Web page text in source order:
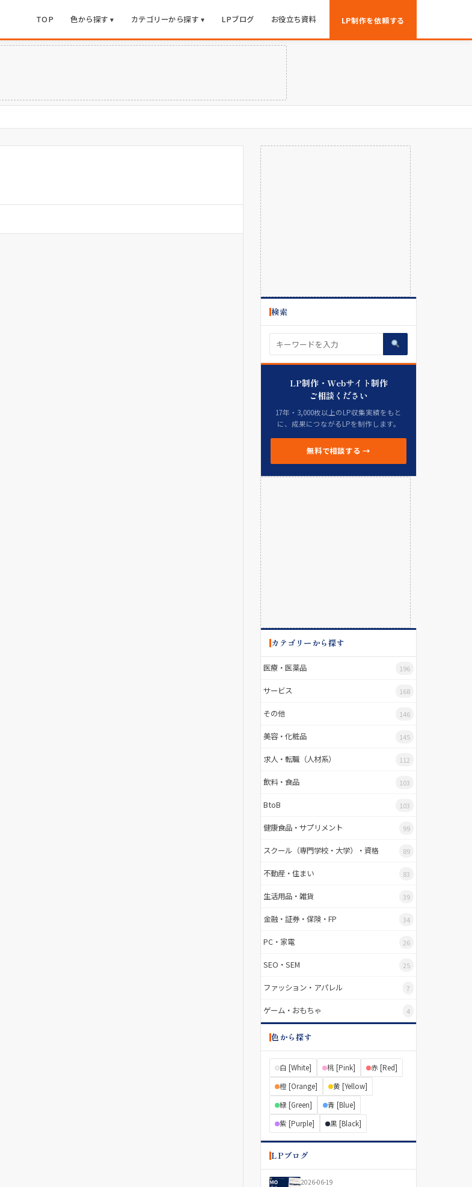
TOP 色から探す ▾ カテゴリーから探す ▾ LPブログ お役立ち資料 LP制作を依頼する
検索
LP制作・Webサイト制作
ご相談ください
17年・3,000枚以上のLP収集実績をもと
に、成果につながるLPを制作します。
無料で相談する →
カテゴリーから探す
医療・医薬品 196
サービス 168
その他 146
美容・化粧品 145
求人・転職（人材系） 112
飲料・食品 103
BtoB 103
健康食品・サプリメント 99
スクール（専門学校・大学）・資格 89
不動産・住まい 83
生活用品・雑貨 39
金融・証券・保険・FP 34
PC・家電 26
SEO・SEM 25
ファッション・アパレル 7
ゲーム・おもちゃ 4
色から探す
白 [White] 桃 [Pink]
赤 [Red]
橙 [Orange]
黄 [Yellow]
緑 [Green]
青 [Blue]
紫 [Purple]
黒 [Black]
LPブログ
2026-06-19